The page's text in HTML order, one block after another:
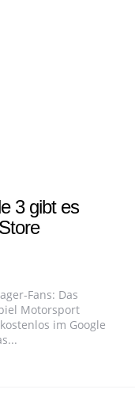
3 gibt es
Fans: Das
Motorsport
im Google